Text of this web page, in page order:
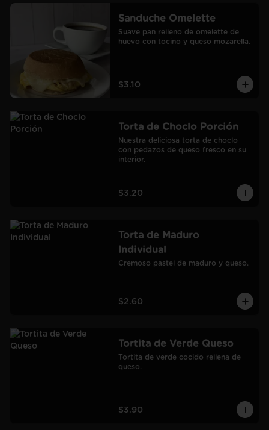
Sanduche Omelette
Suave pan relleno de omelette de
huevo con tocino y queso mozarella.
$3.10
Torta de Choclo Porción
Nuestra deliciosa torta de choclo
con pedazos de queso fresco en su
interior.
$3.20
Torta de Maduro
Individual
Cremoso pastel de maduro y queso.
$2.60
Tortita de Verde Queso
Tortita de verde cocido rellena de
queso.
$3.90